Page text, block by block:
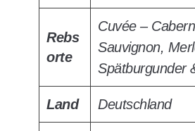
Rebs
orte
Cuvée –
Sauvignon,
Spätburgunder
Land Deutschland